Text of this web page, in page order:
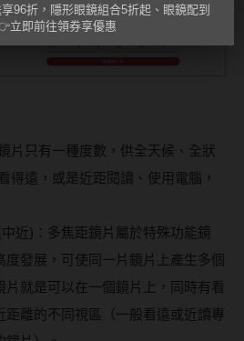
片只有一種度數，供全天候、全狀
得遠，或是近距閱讀、使用電腦，
近)：多焦距鏡片屬於特殊功能鏡
度發展，可使同一片鏡片上產生多個
片就是可以在一個鏡片上，同時有看
距離的不同視區（一般看遠或近讀專
96折，隱形眼鏡組合5折起、眼鏡配到
立即前往領券享優惠